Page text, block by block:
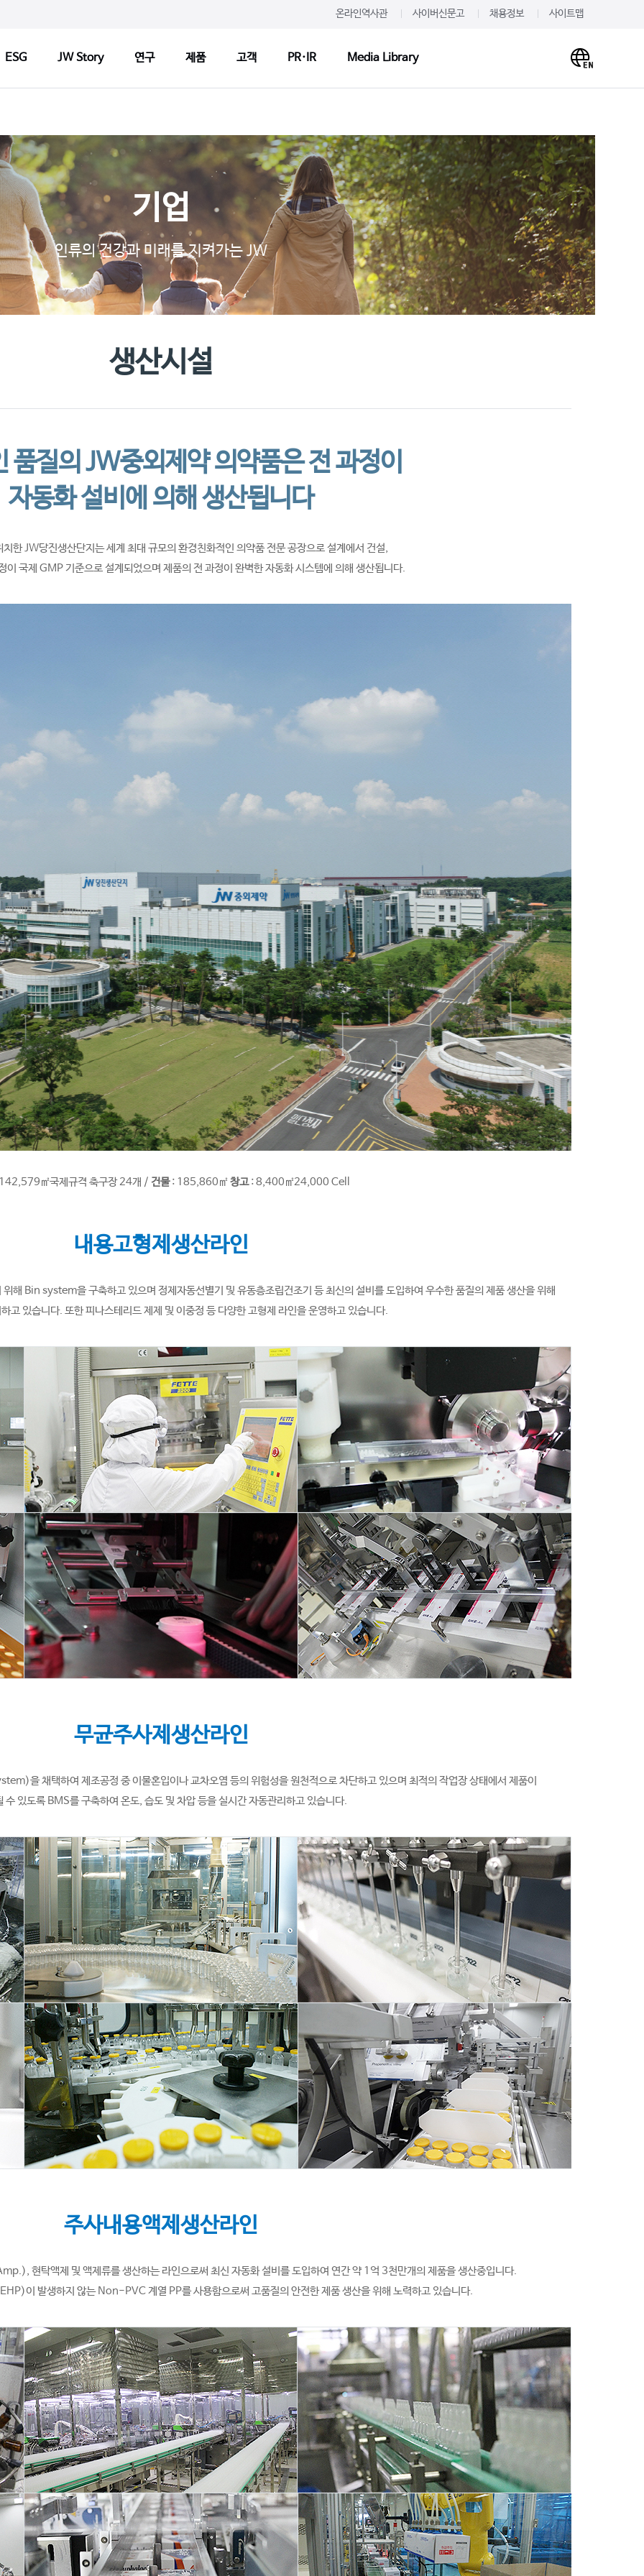
온라인역사관 사이버신문고 채용정보 사이트맵
ESG JW Story 연구 제품 고객 PR·IR Media Library
연구정책
연구센터
기반기술
파이프라인
연구 네트워크
제품검색
판매약국 찾기
허가변경알림
자주 묻는 질문
CCM 인사말
CCM 소개
CCM 선언문
제품개선사례
고객문의
1:1 문의하기
프레스룸
JW를 주목하다
알려드립니다
재무정보
주가·공시
IR 신청
IR문의하기
이미지
영상
기업
인류의 건강과 미래를 지켜가는 JW
생산시설
품질의 JW중외제약 의약품은 전 과정이
자동화 설비에 의해 생산됩니다
치한 JW당진생산단지는 세계 최대 규모의 환경친화적인 의약품 전문 공장으로 설계에서 건설,
이 국제 GMP 기준으로 설계되었으며 제품의 전 과정이 완벽한 자동화 시스템에 의해 생산됩니다.
㎡국제규격 축구장 24개 / 건물: 185,860㎡창고: 8,400㎡24,000 Cell
내용고형제생산라인
해 Bin system을 구축하고 있으며 정제자동선별기 및 유동층조립건조기 등 최신의 설비를 도입하여 우수한 품질의 제품 생산을 위해
고 있습니다. 또한 피나스테리드 제제 및 이중정 등 다양한 고형제 라인을 운영하고 있습니다.
무균주사제생산라인
을 채택하여 제조공정 중 이물혼입이나 교차오염 등의 위험성을 원천적으로 차단하고 있으며 최적의 작업장 상태에서 제품이
수 있도록 BMS를 구축하여 온도, 습도 및 차압 등을 실시간 자동관리하고 있습니다.
주사내용액제생산라인
현탁액제 및 액제류를 생산하는 라인으로써 최신 자동화 설비를 도입하여 연간 약 1억 3천만개의 제품을 생산중입니다.
이 발생하지 않는 Non-PVC 계열 PP를 사용함으로써 고품질의 안전한 제품 생산을 위해 노력하고 있습니다.